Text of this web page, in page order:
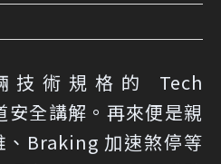
技術規格的 Tech
全講解。再來便是親
Braking 加速煞停等